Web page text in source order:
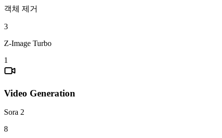
객체 제거
3
Z-Image Turbo
1
Video Generation
Sora 2
8